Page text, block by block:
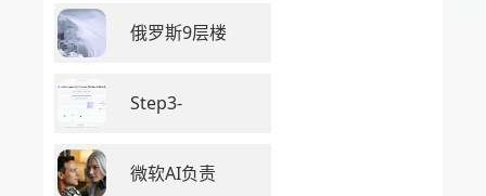
俄罗斯9层楼
Step3-
微软AI负责